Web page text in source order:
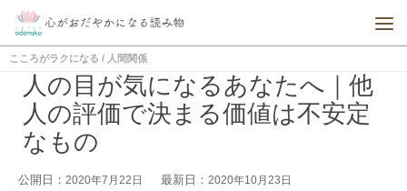
こころがラクになる / 人間関係
人の目が気になるあなたへ｜他
人の評価で決まる価値は不安定
なもの
公開日： 2020年7月22日 最新日： 2020年10月23日